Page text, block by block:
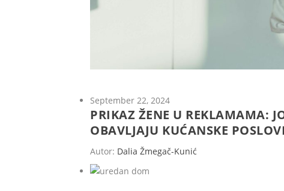
September 22, 2024
PRIKAZ ŽENE U REKLAMAMA:
OBAVLJAJU KUĆANSKE
Autor: Dalia Žmegač-Kunić